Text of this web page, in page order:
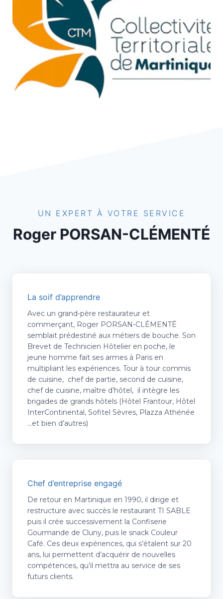
UN EXPERT À VOTRE SERVICE
Roger PORSAN-CLÉMENTÉ
La soif d’apprendre
Avec un grand-père restaurateur et
commerçant, Roger PORSAN-CLÉMENTÉ
semblait prédestiné aux métiers de bouche. Son
Brevet de Technicien Hôtelier en poche, le
jeune homme fait ses armes à Paris en
multipliant les expériences. Tour à tour commis
de cuisine, chef de partie, second de cuisine,
chef de cuisine, maître d’hôtel, il intègre les
brigades de grands hôtels (Hôtel Frantour, Hôtel
InterContinental, Sofitel Sèvres, Plazza Athénée
…et bien d’autres)
Chef d’entreprise engagé
De retour en Martinique en 1990, il dirige et
restructure avec succès le restaurant TI SABLE
puis il crée successivement la Confiserie
Gourmande de Cluny, puis le snack Couleur
Café. Ces deux expériences, qui s’étalent sur 20
ans, lui permettent d’acquérir de nouvelles
compétences, qu’il mettra au service de ses
futurs clients.